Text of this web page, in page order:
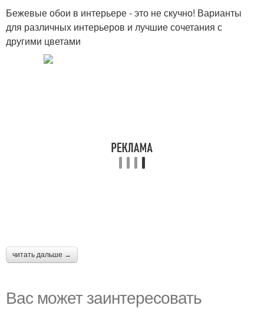
Бежевые обои в интерьере - это не скучно! Варианты
для различных интерьеров и лучшие сочетания с
другими цветами
читать дальше →
Вас может заинтересовать